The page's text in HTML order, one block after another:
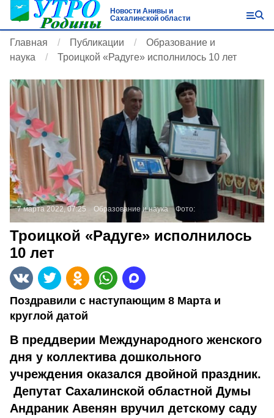
Новости Анивы и
Сахалинской области
Главная Публикации
Образование и
наука
Троицкой «Радуге» исполнилось 10 лет
7 марта 2022, 07:25 Образование и наука Фото:
Троицкой «Радуге» исполнилось
10 лет
Поздравили с наступающим 8 Марта и
круглой датой
В преддверии Международного женского
дня у коллектива дошкольного
учреждения оказался двойной праздник.
Депутат Сахалинской областной Думы
Андраник Авенян вручил детскому саду